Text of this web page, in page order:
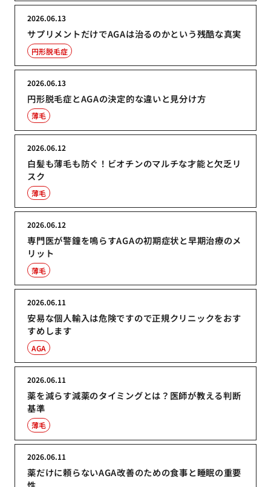
サプリメントだけでAGAは治るのかという残酷な真実
2026.06.13
円形脱毛症
円形脱毛症とAGAの決定的な違いと見分け方
2026.06.13
薄毛
白髪も薄毛も防ぐ！ビオチンのマルチな才能と欠乏リ
スク
2026.06.12
薄毛
専門医が警鐘を鳴らすAGAの初期症状と早期治療のメ
リット
2026.06.12
薄毛
安易な個人輸入は危険ですので正規クリニックをおす
すめします
2026.06.11
AGA
薬を減らす減薬のタイミングとは？医師が教える判断
基準
2026.06.11
薄毛
薬だけに頼らないAGA改善のための食事と睡眠の重要
2026.06.11